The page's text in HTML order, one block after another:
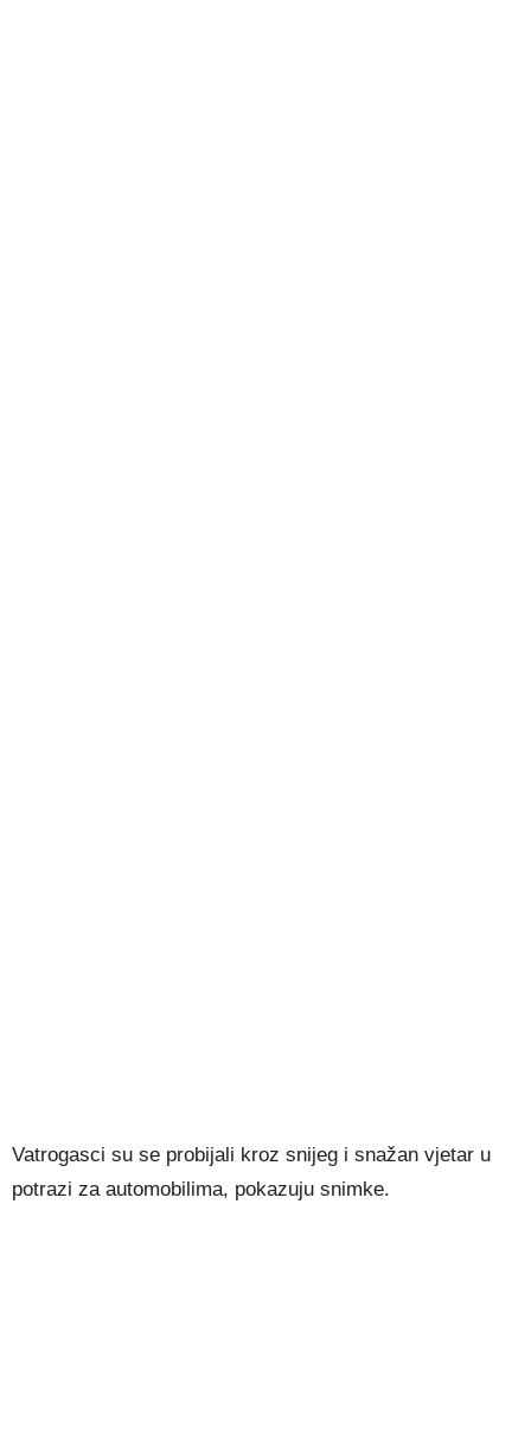
Vatrogasci su se probijali kroz snijeg i snažan vjetar u
potrazi za automobilima, pokazuju snimke.